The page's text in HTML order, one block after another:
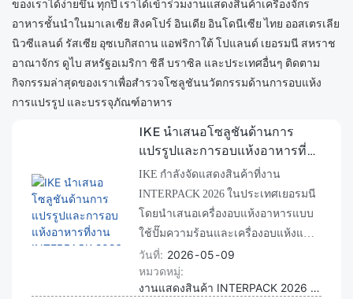
ของเราได้ง่ายขึ้น ทุกปี เราได้เข้าร่วมงานแสดงสินค้าเครื่องจักร
อาหารชั้นนำในมาเลเซีย สิงคโปร์ อินเดีย อินโดนีเซีย ไทย ออสเตรเลีย
นิวซีแลนด์ รัสเซีย อุซเบกิสถาน แอฟริกาใต้ โปแลนด์ เยอรมนี สหราช
อาณาจักร ดูไบ สหรัฐอเมริกา ชิลี บราซิล และประเทศอื่นๆ ติดตาม
กิจกรรมล่าสุดของเราเพื่อสำรวจโซลูชันนวัตกรรมด้านการอบแห้ง
การแปรรูป และบรรจุภัณฑ์อาหาร
IKE นำเสนอโซลูชันด้านการ
แปรรูปและการอบแห้งอาหารที่
งาน INTERPACK 2026
IKE กำลังจัดแสดงสินค้าที่งาน
INTERPACK 2026 ในประเทศเยอรมนี
โดยนำเสนอเครื่องอบแห้งอาหารแบบ
ใช้ปั๊มความร้อนและเครื่องอบแห้งแบบ
แช่แข็งอเนกประสงค์ขนาดกะทัดรัด
ได้แก่ รุ่น FVD-H4, FVD-H6 และ FVD-
H12 ผู้เข้าชมสามารถชมการสาธิตการ
วันที่ 2026 05 09
หมวดหมู่
งานแสดงสินค้า INTERPACK 2026 เครื่องอบแห้งแบบแช่แข็ง เครื่องอบแห้งอาหารแบบปั๊มความร้อน